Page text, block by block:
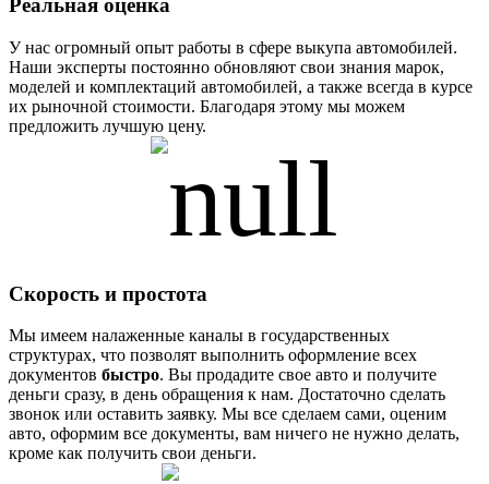
Реальная оценка
У нас огромный опыт работы в сфере выкупа автомобилей.
Наши эксперты постоянно обновляют свои знания марок,
моделей и комплектаций автомобилей, а также всегда в курсе
их рыночной стоимости. Благодаря этому мы можем
предложить лучшую цену.
Скорость и простота
Мы имеем налаженные каналы в государственных
структурах, что позволят выполнить оформление всех
документов быстро. Вы продадите свое авто и получите
деньги сразу, в день обращения к нам. Достаточно сделать
звонок или оставить заявку. Мы все сделаем сами, оценим
авто, оформим все документы, вам ничего не нужно делать,
кроме как получить свои деньги.